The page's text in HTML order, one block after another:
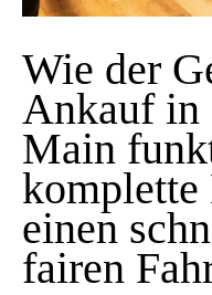
Wie der
Ankauf in
Main
einen
fairen